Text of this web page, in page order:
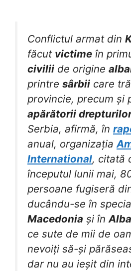
Conflictul armat din
făcut victime în
civilii de origine
printre sârbii care
provincie, precum și
apărătorii
Serbia, afirmă, în
anual, organizația
International, citată
începutul lunii mai,
persoane fugiseră
ducându-se în
Macedonia și în
ce sute de mii de
nevoiți să-și
dar nu au ieșit din